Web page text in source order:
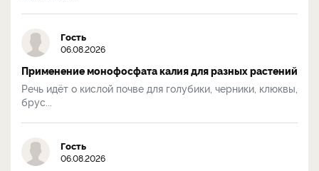
Гость
06.08.2026
Применение монофосфата калия для разных растений
Речь идёт о кислой почве для голубики, черники, клюквы,
брус...
Гость
06.08.2026